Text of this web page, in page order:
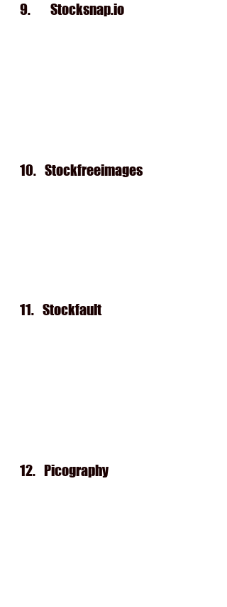
9. Stocksnap.io
10. Stockfreeimages
11. Stockfault
12. Picography